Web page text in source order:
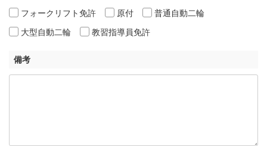
フォークリフト免許
原付
普通自動二輪
大型自動二輪
教習指導員免許
備考